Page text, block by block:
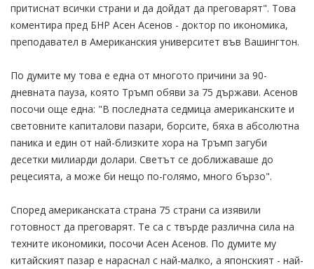
притиснат всички страни и да дойдат да преговарят". Това
коментира пред БНР Асен Асенов - доктор по икономика,
преподавател в Американския университет във Вашингтон.
По думите му това е една от многото причини за 90-
дневната пауза, която Тръмп обяви за 75 държави. Асенов
посочи още една: "В последната седмица американските и
световните капиталови пазари, борсите, бяха в абсолютна
паника и един от най-близките хора на Тръмп загуби
десетки милиарди долари. Светът се доближаваше до
рецесията, а може би нещо по-голямо, много бързо".
Според американската страна 75 страни са изявили
готовност да преговарят. Те са с твърде различна сила на
техните икономики, посочи Асен Асенов. По думите му
китайският пазар е нараснал с най-малко, а японският - най-